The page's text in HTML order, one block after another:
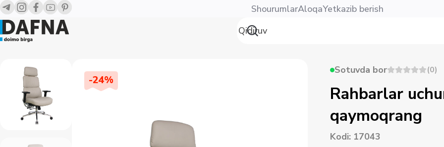
ShourumlarAloqaYetkazib berish
-24%
Sotuvda bor (0)
Rahbarlar
qaymoqrang
Kodi: 17043